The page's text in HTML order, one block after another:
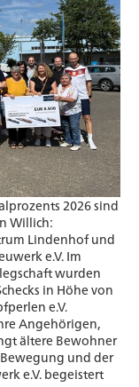
2026 sind
Willich:
Lindenhof und
e.V. Im
wurden
in Höhe von
e.V.
Angehörigen,
ältere Bewohner
und der
e.V. begeistert